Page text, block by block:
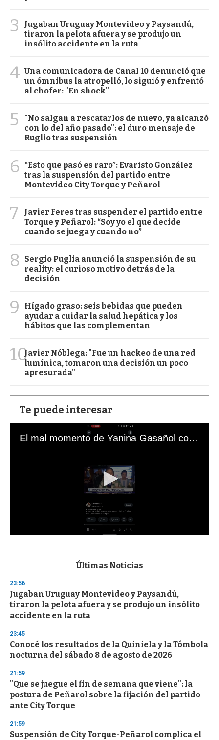
3
Jugaban Uruguay Montevideo y Paysandú,
tiraron la pelota afuera y se produjo un
insólito accidente en la ruta
4 Una comunicadora de Canal 10 denunció que
un ómnibus la atropelló, lo siguió y enfrentó
al chofer: "En shock"
5
"No salgan a rescatarlos de nuevo, ya alcanzó
con lo del año pasado": el duro mensaje de
Ruglio tras suspensión
6
“Esto que pasó es raro”: Evaristo González
tras la suspensión del partido entre
Montevideo City Torque y Peñarol
7
Javier Feres tras suspender el partido entre
Torque y Peñarol: “Soy yo el que decide
cuando se juega y cuando no”
8
Sergio Puglia anunció la suspensión de su
reality: el curioso motivo detrás de la
decisión
9
Hígado graso: seis bebidas que pueden
ayudar a cuidar la salud hepática y los
hábitos que las complementan
10Javier Nóblega: "Fue un hackeo de una red
lumínica, tomaron una decisión un poco
apresurada"
Te puede interesar
El mal momento de Yanina Gasañol con un hincha argentino en "Subrayado"
s
d
s
o
f
3
s
e
c
o
d
s
Últimas Noticias
23:56
Jugaban Uruguay Montevideo y Paysandú,
tiraron la pelota afuera y se produjo un insólito
accidente en la ruta
23:45
Conocé los resultados de la Quiniela y la Tómbola
nocturna del sábado 8 de agosto de 2026
21:59
"Que se juegue el fin de semana que viene": la
postura de Peñarol sobre la fijación del partido
ante City Torque
21:59
Suspensión de City Torque-Peñarol complica el